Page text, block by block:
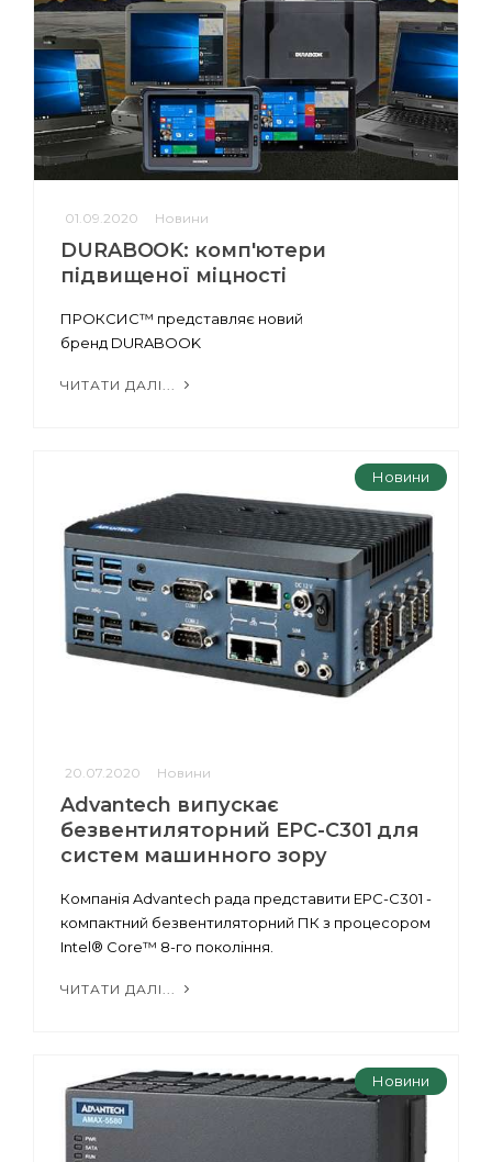
01.09.2020 Новини
DURABOOK: комп'ютери
підвищеної міцності
ПРОКСИС™ представляє новий
бренд DURABOOK
ЧИТАТИ ДАЛІ...
Новини
20.07.2020 Новини
Advantech випускає
безвентиляторний EPC-C301 для
систем машинного зору
Компанія Advantech рада представити EPC-C301 -
компактний безвентиляторний ПК з процесором
Intel® Core™ 8-го покоління.
ЧИТАТИ ДАЛІ...
Новини